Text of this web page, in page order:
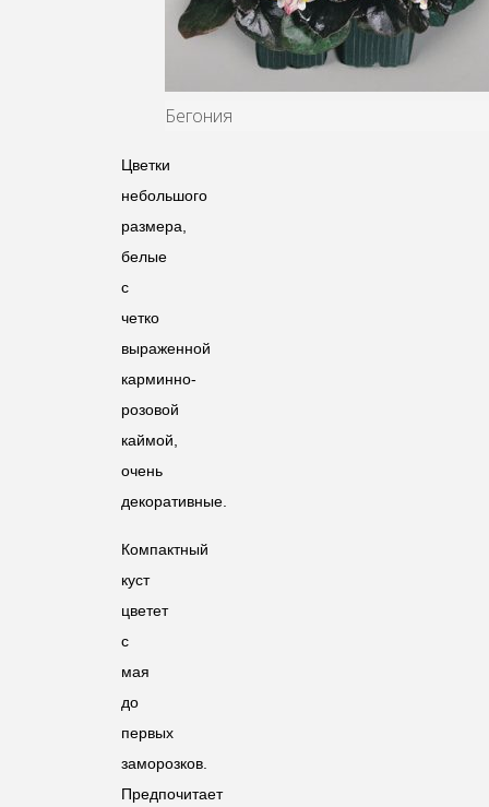
Бегония
Цветки
небольшого
размера,
белые
с
четко
выраженной
карминно-
розовой
каймой,
очень
декоративные.
Компактный
куст
цветет
с
мая
до
первых
заморозков.
Предпочитает